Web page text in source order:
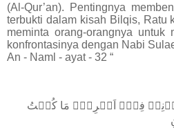
(Al-Qur’an). Pentingnya
terbukti dalam kisah Bilqis, Ratu
meminta orang-orangnya untuk
konfrontasinya dengan Nabi
An ‐ Naml ‐ ayat ‐ 32 “
فِىۡۤ اَمۡرِىۡ‌ۚ مَا كُنۡتُ